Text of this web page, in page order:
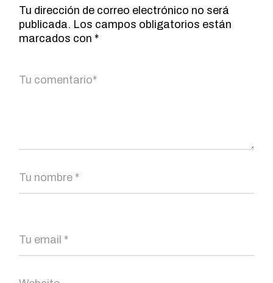
Tu dirección de correo electrónico no será
publicada. Los campos obligatorios están
marcados con *